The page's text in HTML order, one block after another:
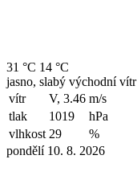
31 °C 14 °C
jasno, slabý východní vítr
vítr
V, 3.46 m/s
tlak
1019
hPa
vlhkost 29
%
pondělí 10. 8. 2026